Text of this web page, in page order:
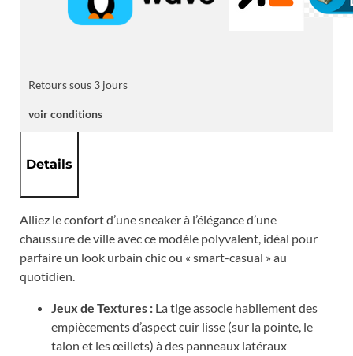
Retours sous 3 jours
voir conditions
Details
Alliez le confort d’une sneaker à l’élégance d’une
chaussure de ville avec ce modèle polyvalent, idéal pour
parfaire un look urbain chic ou « smart-casual » au
quotidien.
Jeux de Textures : La tige associe habilement des
empiècements d’aspect cuir lisse (sur la pointe, le
talon et les œillets) à des panneaux latéraux